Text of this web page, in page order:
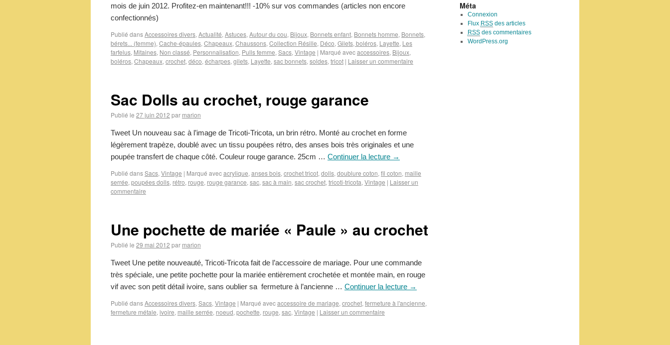
mois de juin 2012. Profitez-en maintenant!!! -10% sur vos commandes (articles non encore
confectionnés)
Publié dansAccessoires divers, Actualité, Astuces, Autour du cou, Bijoux, Bonnets enfant, Bonnets homme, Bonnets,
bérets... (femme), Cache-épaules, Chapeaux, Chaussons, Collection Résille, Déco, Gilets, boléros, Layette, Les
farfelus, Mitaines, Non classé, Personnalisation, Pulls femme, Sacs, Vintage | Marqué avecaccessoires, Bijoux,
boléros, Chapeaux, crochet, déco, écharpes, gilets, Layette, sac bonnets, soldes, tricot | Laisser un commentaire
Sac Dolls au crochet, rouge garance
Publié le 27 juin 2012 par marion
Tweet Un nouveau sac à l’image de Tricoti-Tricota, un brin rétro. Monté au crochet en forme
légèrement trapèze, doublé avec un tissu poupées rétro, des anses bois très originales et une
poupée transfert de chaque côté. Couleur rouge garance. 25cm … Continuer la lecture →
Publié dansSacs, Vintage | Marqué avecacrylique, anses bois, crochet tricot, dolls, doublure coton, fil coton, maille
serrée, poupées dolls, rétro, rouge, rouge garance, sac, sac à main, sac crochet, tricoti-tricota, Vintage | Laisser un
commentaire
Une pochette de mariée « Paule » au crochet
Publié le 29 mai 2012 par marion
Tweet Une petite nouveauté, Tricoti-Tricota fait de l’accessoire de mariage. Pour une commande
très spéciale, une petite pochette pour la mariée entièrement crochetée et montée main, en rouge
vif avec son petit détail ivoire, sans oublier sa fermeture à l’ancienne … Continuer la lecture →
Publié dansAccessoires divers, Sacs, Vintage | Marqué avecaccessoire de mariage, crochet, fermeture à l'ancienne,
fermeture métale, ivoire, maille serrée, noeud, pochette, rouge, sac, Vintage | Laisser un commentaire
Méta
Connexion
Flux RSSdes articles
RSSdes commentaires
WordPress.org